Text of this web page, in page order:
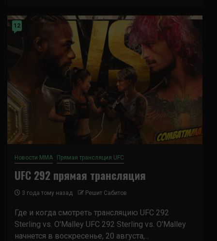
12
Новости ММА Прямая трансляция UFC
UFC 292 прямая трансляция
3 года тому назад Решит Сабитов
Где и когда смотреть трансляцию UFC 292
Sterling vs. O'Malley UFC 292 Sterling vs. O'Malley
начнется в воскресенье, 20 августа,...